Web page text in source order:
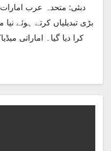
دبئی: متحدہ عرب امارات
بڑی تبدیلیاں کرتے ہوئے
کرا دیا گیا۔ اماراتی